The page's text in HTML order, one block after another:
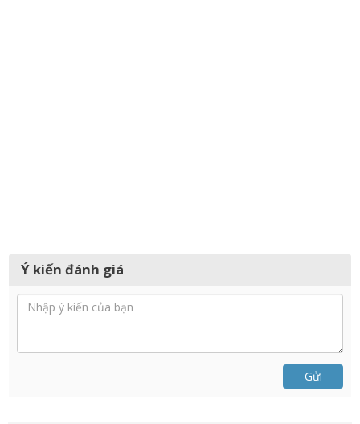
Ý kiến đánh giá
Gửi